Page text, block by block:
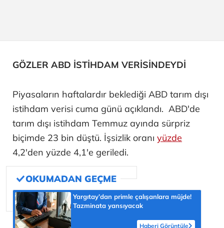
GÖZLER ABD İSTİHDAM VERİSİNDEYDİ
Piyasaların haftalardır beklediği ABD tarım dışı
istihdam verisi cuma günü açıklandı. ABD'de
tarım dışı istihdam Temmuz ayında sürpriz
biçimde 23 bin düştü. İşsizlik oranı yüzde
4,2'den yüzde 4,1'e geriledi.
Yargıtay’dan primle çalışanlara müjde!
Tazminata yansıyacak
Haberi Görüntüle